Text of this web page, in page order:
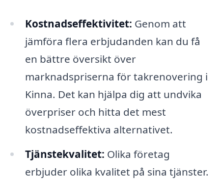
Kostnadseffektivitet: Genom att
jämföra flera erbjudanden kan du få
en bättre översikt över
marknadspriserna för takrenovering i
Kinna. Det kan hjälpa dig att undvika
överpriser och hitta det mest
kostnadseffektiva alternativet.
Tjänstekvalitet: Olika företag
erbjuder olika kvalitet på sina tjänster.